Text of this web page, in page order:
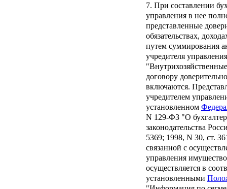
7. При составлении
управления в нее
представленные
обязательствах,
путем суммирования
учредителя
договору
включаются.
учредителем
установленном
N 129-ФЗ "О
законодательства
5369; 1998, N 30, ст.
связанной с
управления
осуществляется в
установленными